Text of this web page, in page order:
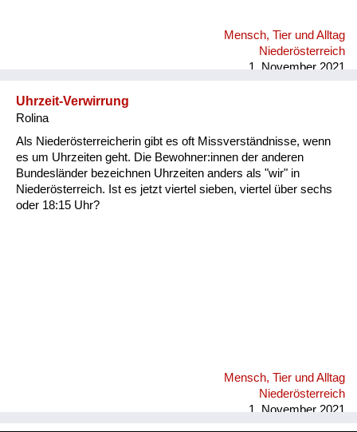
Mensch, Tier und Alltag
Niederösterreich
1. November 2021
Uhrzeit-Verwirrung
Rolina
Als Niederösterreicherin gibt es oft Missverständnisse, wenn
es um Uhrzeiten geht. Die Bewohner:innen der anderen
Bundesländer bezeichnen Uhrzeiten anders als "wir" in
Niederösterreich. Ist es jetzt viertel sieben, viertel über sechs
oder 18:15 Uhr?
Mensch, Tier und Alltag
Niederösterreich
1. November 2021